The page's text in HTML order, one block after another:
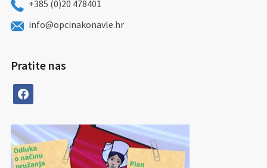
+385 (0)20 478401
info@opcinakonavle.hr
Pratite nas
facebook